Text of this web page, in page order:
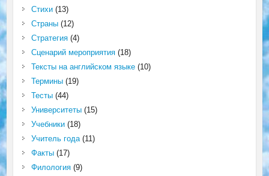
Стихи(13)
Страны(12)
Стратегия(4)
Сценарий мероприятия(18)
Тексты на английском языке(10)
Термины(19)
Тесты(44)
Университеты(15)
Учебники(18)
Учитель года(11)
Факты(17)
Филология(9)